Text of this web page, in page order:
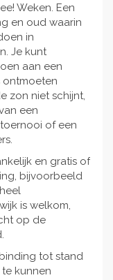
Weken. Een
en oud waarin
in
Je kunt
aan een
ontmoeten
zon niet schijnt,
een
of een
en gratis of
bijvoorbeeld
is welkom,
op de
tot stand
kunnen